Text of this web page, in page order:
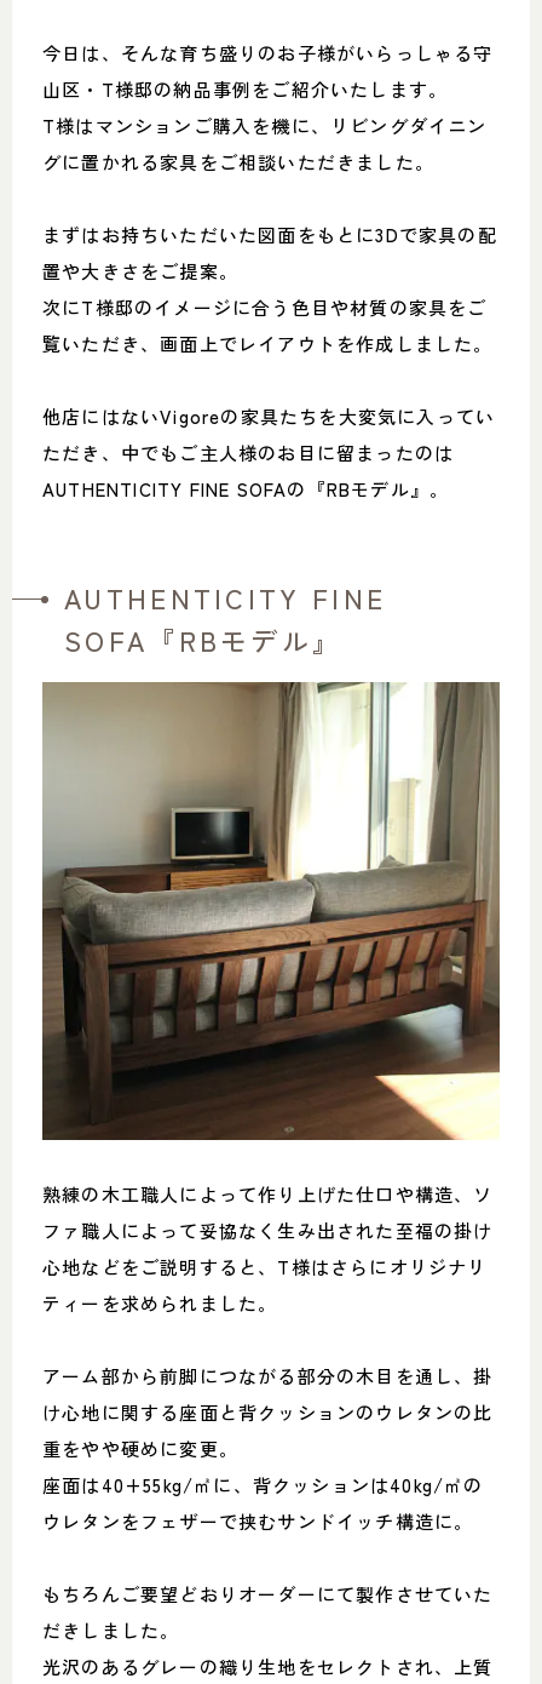
今日は、そんな育ち盛りのお子様がいらっしゃる守
山区・T様邸の納品事例をご紹介いたします。
T様はマンションご購入を機に、リビングダイニン
グに置かれる家具をご相談いただきました。
まずはお持ちいただいた図面をもとに3Dで家具の配
置や大きさをご提案。
次にT様邸のイメージに合う色目や材質の家具をご
覧いただき、画面上でレイアウトを作成しました。
他店にはないVigoreの家具たちを大変気に入ってい
ただき、中でもご主人様のお目に留まったのは
AUTHENTICITY FINE SOFAの『RBモデル』。
AUTHENTICITY FINE
SOFA『RBモデル』
熟練の木工職人によって作り上げた仕口や構造、ソ
ファ職人によって妥協なく生み出された至福の掛け
心地などをご説明すると、T様はさらにオリジナリ
ティーを求められました。
アーム部から前脚につながる部分の木目を通し、掛
け心地に関する座面と背クッションのウレタンの比
重をやや硬めに変更。
座面は40+55kg/㎥に、背クッションは40kg/㎥の
ウレタンをフェザーで挟むサンドイッチ構造に。
もちろんご要望どおりオーダーにて製作させていた
だきしました。
光沢のあるグレーの織り生地をセレクトされ、上質